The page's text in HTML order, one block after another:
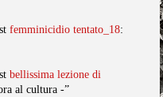
femminicidio tentato_18:
bellissima lezione di
al cultura -”